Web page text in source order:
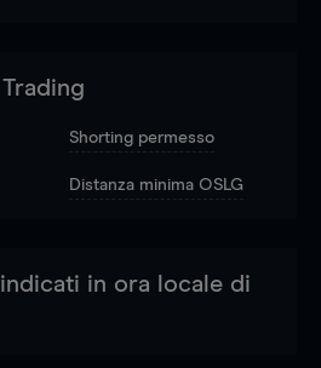
Shorting permesso
Distanza minima OSLG
in ora locale di